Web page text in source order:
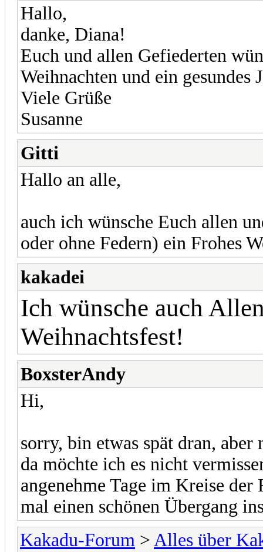
Hallo,
danke, Diana!
Euch und allen Gefiederten
Weihnachten und ein gesundes
Viele Grüße
Susanne
Gitti
Hallo an alle,
auch ich wünsche Euch allen
oder ohne Federn) ein Frohes
kakadei
Ich wünsche auch
Weihnachtsfest!
BoxsterAndy
Hi,
sorry, bin etwas spät dran,
da möchte ich es nicht
angenehme Tage im Kreise
mal einen schönen Übergang
Kakadu-Forum > Alles über